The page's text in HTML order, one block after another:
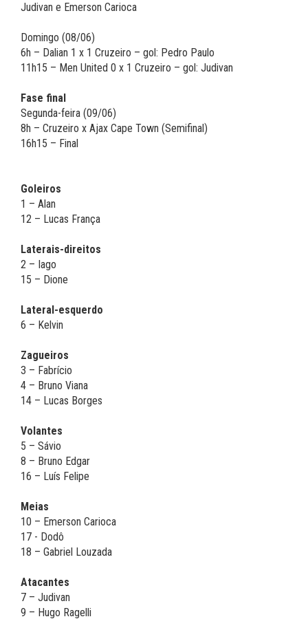
Judivan e Emerson Carioca
Domingo (08/06)
6h – Dalian 1 x 1 Cruzeiro – gol: Pedro Paulo
11h15 – Men United 0 x 1 Cruzeiro – gol: Judivan
Fase final
Segunda-feira (09/06)
8h – Cruzeiro x Ajax Cape Town (Semifinal)
16h15 – Final
Goleiros
1 – Alan
12 – Lucas França
Laterais-direitos
2 – Iago
15 – Dione
Lateral-esquerdo
6 – Kelvin
Zagueiros
3 – Fabrício
4 – Bruno Viana
14 – Lucas Borges
Volantes
5 – Sávio
8 – Bruno Edgar
16 – Luís Felipe
Meias
10 – Emerson Carioca
17 - Dodô
18 – Gabriel Louzada
Atacantes
7 – Judivan
9 – Hugo Ragelli